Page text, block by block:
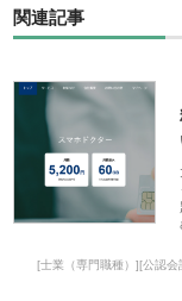
関連記事
[士業（専門職種）][公認会